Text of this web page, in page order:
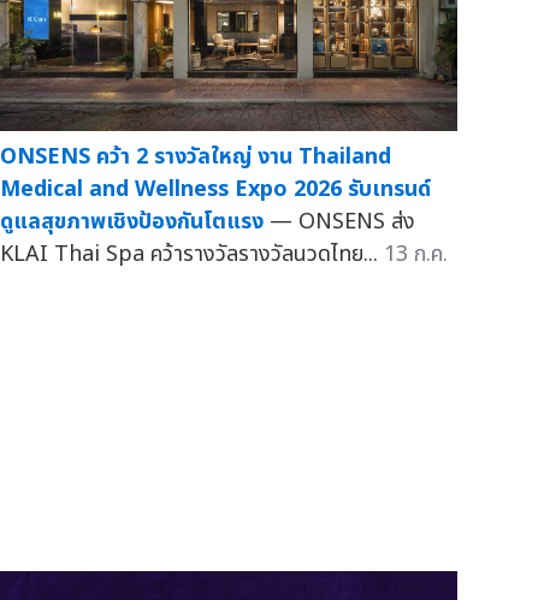
ONSENS คว้า 2 รางวัลใหญ่ งาน Thailand
Medical and Wellness Expo 2026 รับเทรนด์
ดูแลสุขภาพเชิงป้องกันโตแรง — ONSENS ส่ง
KLAI Thai Spa คว้ารางวัลรางวัลนวดไทย... 13 ก.ค.